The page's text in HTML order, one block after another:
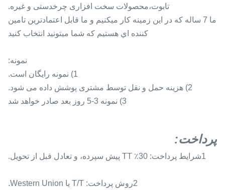
تابوت،محصولات سخت افزاری چرخدستی و غیره.
ما 7 ساله که در اين زمينه کار ميکنيم و ما قابل اعتمادترين تامين
کننده اي هستيم که شما ميتونيد انتخاب کنيد
نمونه:
1) نمونه رایگان است.
2) هزینه حمل و نقل توسط مشتری پوشش داده می شود.
3) نمونه 3-5 روز بعد صادر خواهد شد
پرداخت:
1شرايط پرداخت: 30٪ TT پيش سپرده، و تعادل قبل از تحویل.
2روش پرداخت: T/T یا Western Union.